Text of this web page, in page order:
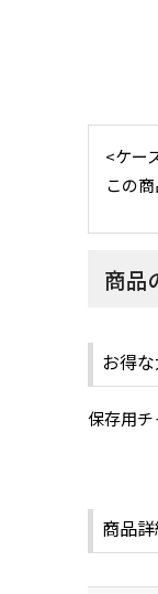
<ケー
この
商品
お得
保存用チ
商品